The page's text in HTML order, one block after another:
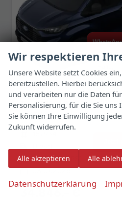
Ford Transit Custom
Trend 320L2 SHZ Kam
unverbindliche Lieferzeit: 07.10.2026
Leistung 110 kW (150 PS) Kilometerstand
53.133,– €
ich
über
Viele
Wir respektieren
Unsere Website setzt Cookies
bereitzustellen. Hierbei
und verarbeiten nur die Daten
Personalisierung, für die Sie uns
Sie können Ihre Einwilligung
Zukunft widerrufen.
Alle akzeptieren Alle
Datenschutzerklärung